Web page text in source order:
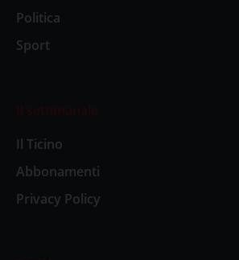
Politica
Sport
Il settimanale
Il Ticino
Abbonamenti
Privacy Policy